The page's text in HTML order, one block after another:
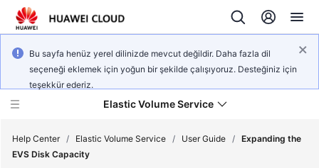
Bu sayfa henüz yerel dilinizde mevcut değildir. Daha fazla dil
seçeneği eklemek için yoğun bir şekilde çalışıyoruz. Desteğiniz için
teşekkür ederiz.
Elastic Volume Service
Help Center / Elastic Volume Service / User Guide / Expanding the
EVS Disk Capacity